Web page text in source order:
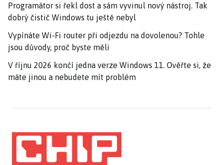
Programátor si řekl dost a sám vyvinul nový nástroj. Tak
dobrý čistič Windows tu ještě nebyl
Vypínáte Wi-Fi router při odjezdu na dovolenou? Tohle
jsou důvody, proč byste měli
V říjnu 2026 končí jedna verze Windows 11. Ověřte si, že
máte jinou a nebudete mít problém